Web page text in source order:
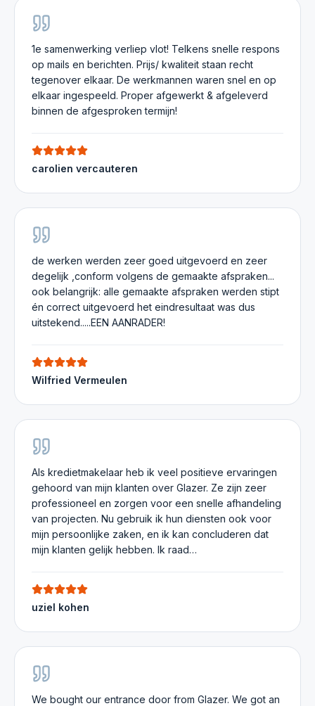
1e samenwerking verliep vlot! Telkens snelle respons
op mails en berichten. Prijs/ kwaliteit staan recht
tegenover elkaar. De werkmannen waren snel en op
elkaar ingespeeld. Proper afgewerkt & afgeleverd
binnen de afgesproken termijn!
carolien vercauteren
de werken werden zeer goed uitgevoerd en zeer
degelijk ,conform volgens de gemaakte afspraken...
ook belangrijk: alle gemaakte afspraken werden stipt
én correct uitgevoerd het eindresultaat was dus
uitstekend.....EEN AANRADER!
Wilfried Vermeulen
Als kredietmakelaar heb ik veel positieve ervaringen
gehoord van mijn klanten over Glazer. Ze zijn zeer
professioneel en zorgen voor een snelle afhandeling
van projecten. Nu gebruik ik hun diensten ook voor
mijn persoonlijke zaken, en ik kan concluderen dat
mijn klanten gelijk hebben. Ik raad…
uziel kohen
We bought our entrance door from Glazer. We got an